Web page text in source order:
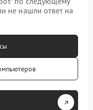
не нашли ответ на